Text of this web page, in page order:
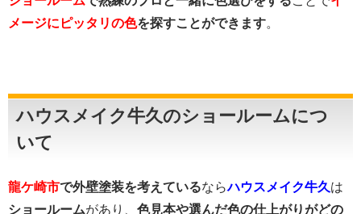
メージにピッタリの色を探すことができます。
ハウスメイク牛久のショールームにつ
いて
龍ケ崎市で外壁塗装を考えているならハウスメイク牛久は
ショールームがあり、 色見本や選んだ色の仕上がりがどの